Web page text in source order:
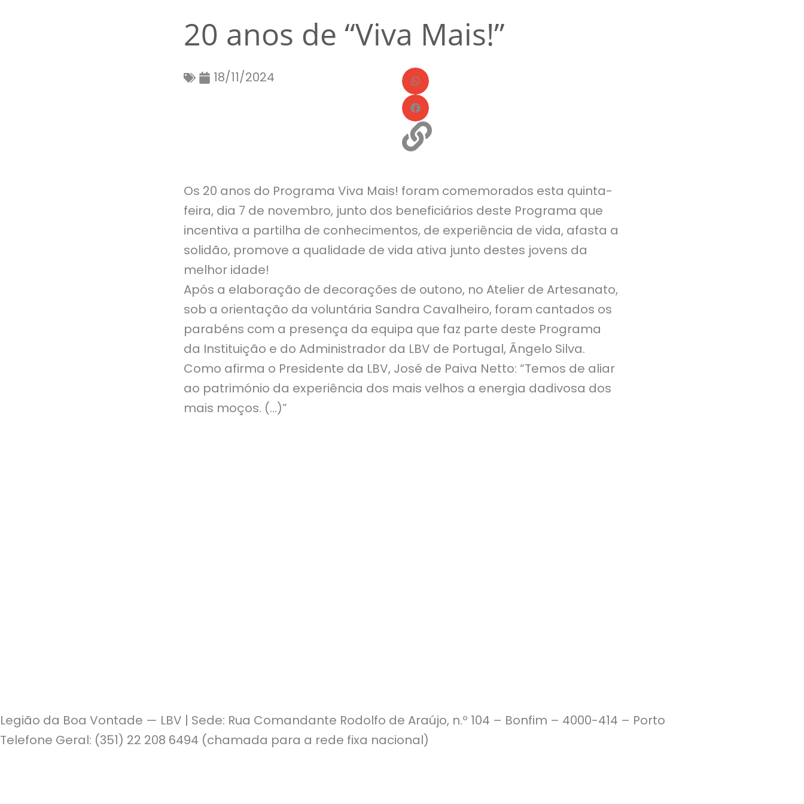
20 anos de “Viva Mais!”
18/11/2024
Os 20 anos do Programa Viva Mais! foram comemorados esta quinta-
feira, dia 7 de novembro, junto dos beneficiários deste Programa que
incentiva a partilha de conhecimentos, de experiência de vida, afasta a
solidão, promove a qualidade de vida ativa junto destes jovens da
melhor idade!
Após a elaboração de decorações de outono, no Atelier de Artesanato,
sob a orientação da voluntária Sandra Cavalheiro, foram cantados os
parabéns com a presença da equipa que faz parte deste Programa
da Instituição e do Administrador da LBV de Portugal, Ângelo Silva.
Como afirma o Presidente da LBV, José de Paiva Netto: “Temos de aliar
ao património da experiência dos mais velhos a energia dadivosa dos
mais moços. (…)”
Legião da Boa Vontade — LBV | Sede: Rua Comandante Rodolfo de Araújo, n.º 104 – Bonfim – 4000-414 – Porto
Telefone Geral: (351) 22 208 6494 (chamada para a rede fixa nacional)